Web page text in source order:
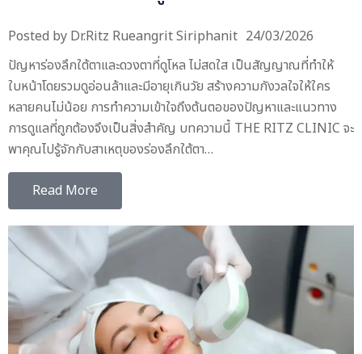
Posted by Dr.Ritz Rueangrit Siriphanit 24/03/2026
ปัญหาร่องลึกใต้ตาและดวงตาที่ดูโหล ไม่สดใส เป็นสัญญาณที่ทำให้
ใบหน้าโดยรวมดูอ่อนล้าและมีอายุเกินวัย สร้างความกังวลใจให้ใคร
หลายคนไม่น้อย การทำความเข้าใจถึงต้นตอของปัญหาและแนวทาง
การดูแลที่ถูกต้องจึงเป็นสิ่งสำคัญ บทความนี้ THE RITZ CLINIC จะ
พาคุณไปรู้จักกับสาเหตุของร่องลึกใต้ตา…
Read More